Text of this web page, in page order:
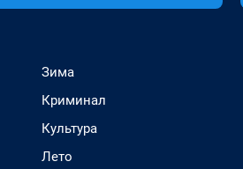
Зима
Криминал
Культура
Лето